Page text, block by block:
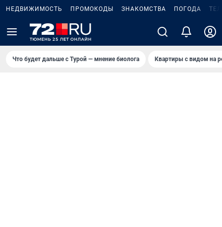
НЕДВИЖИМОСТЬ ПРОМОКОДЫ ЗНАКОМСТВА ПОГОДА
Что будет дальше с Турой — мнение биолога Квартиры с видом на